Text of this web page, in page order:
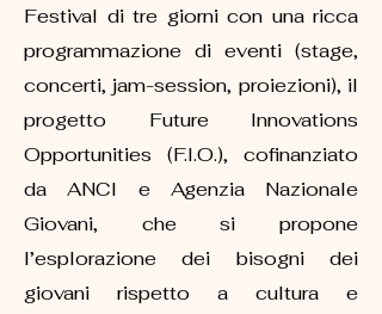
Festival di tre giorni con una ricca
programmazione di eventi (stage,
concerti, jam-session, proiezioni), il
progetto Future Innovations
Opportunities (F.I.O.), cofinanziato
da ANCI e Agenzia Nazionale
Giovani, che si propone
l’esplorazione dei bisogni dei
giovani rispetto a cultura e